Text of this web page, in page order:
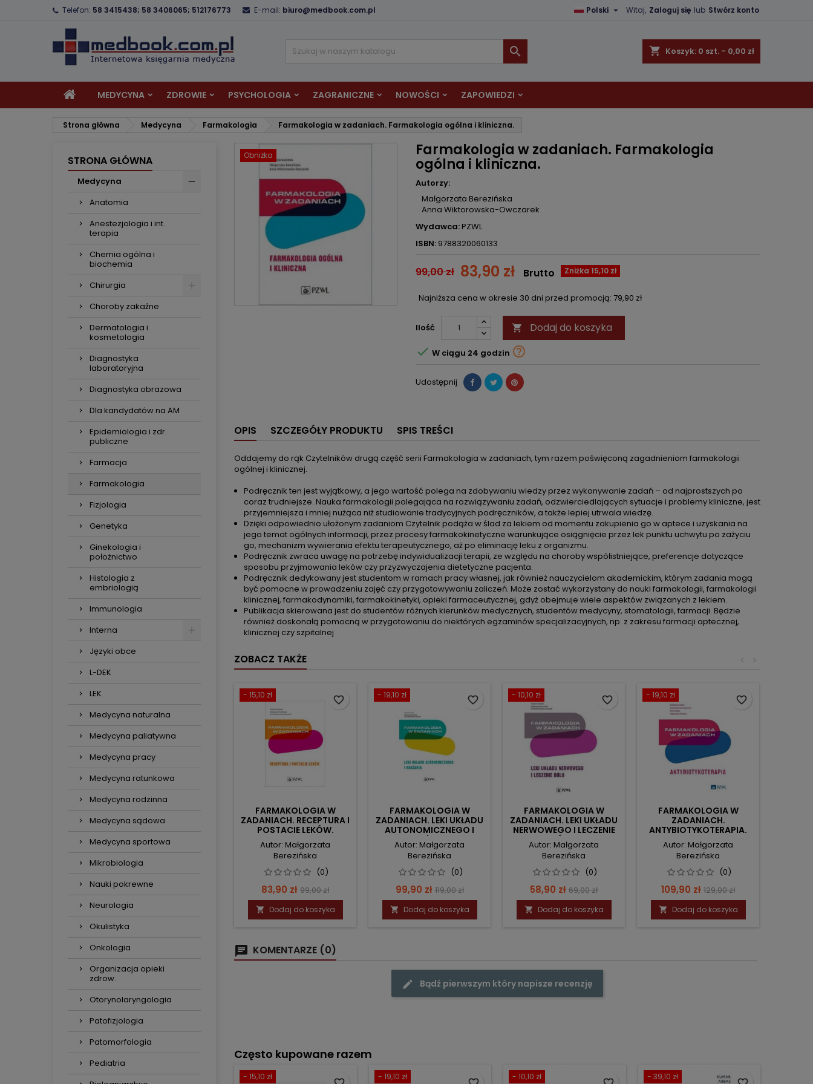
Telefon: 58 3415438; 58 3406065; 512176773 E-mail: biuro@medbook.com.pl Witaj, Zaloguj się lub Stwórz konto
Polski 
shopping_cart Koszyk: 0 szt. - 0,00 zł

MEDYCYNA ZDROWIE PSYCHOLOGIA ZAGRANICZNE NOWOŚCI ZAPOWIEDZI
Strona główna Medycyna Farmakologia Farmakologia w zadaniach. Farmakologia ogólna i kliniczna.
STRONA GŁÓWNA
Medycyna
Anatomia
Anestezjologia i int.
terapia
Chemia ogólna i
biochemia
Chirurgia
Choroby zakaźne
Dermatologia i
kosmetologia
Diagnostyka
laboratoryjna
Diagnostyka obrazowa
Dla kandydatów na AM
Epidemiologia i zdr.
publiczne
Farmacja
Farmakologia
Fizjologia
Genetyka
Ginekologia i
położnictwo
Histologia z
embriologią
Immunologia
Interna
Języki obce
L-DEK
LEK
Medycyna naturalna
Medycyna paliatywna
Medycyna pracy
Medycyna ratunkowa
Medycyna rodzinna
Medycyna sądowa
Medycyna sportowa
Mikrobiologia
Nauki pokrewne
Neurologia
Okulistyka
Onkologia
Organizacja opieki
zdrow.
Otorynolaryngologia
Patofizjologia
Patomorfologia
Pediatria
Obniżka Farmakologia w zadaniach. Farmakologia
ogólna i kliniczna.
Autorzy:
Małgorzata Berezińska
Anna Wiktorowska-Owczarek
Wydawca:PZWL
ISBN: 9788320060133
99,00 zł 83,90 zł Zniżka 15,10 zł
Brutto
Najniższa cena w okresie 30 dni przed promocją: 79,90 zł
Ilość  Dodaj do koszyka
 W ciągu 24 godzin 
Udostępnij
OPIS SZCZEGÓŁY PRODUKTU SPIS TREŚCI
Oddajemy do rąk Czytelników drugą część serii Farmakologia w zadaniach, tym razem poświęconą zagadnieniom farmakologii
ogólnej i klinicznej.
Podręcznik ten jest wyjątkowy, a jego wartość polega na zdobywaniu wiedzy przez wykonywanie zadań – od najprostszych po
coraz trudniejsze. Nauka farmakologii polegająca na rozwiązywaniu zadań, odzwierciedlających sytuacje i problemy kliniczne, jest
przyjemniejsza i mniej nużąca niż studiowanie tradycyjnych podręczników, a także lepiej utrwala wiedzę.
Dzięki odpowiednio ułożonym zadaniom Czytelnik podąża w ślad za lekiem od momentu zakupienia go w aptece i uzyskania na
jego temat ogólnych informacji, przez procesy farmakokinetyczne warunkujące osiągnięcie przez lek punktu uchwytu po zażyciu
go, mechanizm wywierania efektu terapeutycznego, aż po eliminację leku z organizmu.
Podręcznik zwraca uwagę na potrzebę indywidualizacji terapii, ze względu na choroby współistniejące, preferencje dotyczące
sposobu przyjmowania leków czy przyzwyczajenia dietetyczne pacjenta.
Podręcznik dedykowany jest studentom w ramach pracy własnej, jak również nauczycielom akademickim, którym zadania mogą
być pomocne w prowadzeniu zajęć czy przygotowywaniu zaliczeń. Może zostać wykorzystany do nauki farmakologii, farmakologii
klinicznej, farmakodynamiki, farmakokinetyki, opieki farmaceutycznej, gdyż obejmuje wiele aspektów związanych z lekiem.
Publikacja skierowana jest do studentów różnych kierunków medycznych, studentów medycyny, stomatologii, farmacji. Będzie
również doskonałą pomocną w przygotowaniu do niektórych egzaminów specjalizacyjnych, np. z zakresu farmacji aptecznej,
klinicznej czy szpitalnej
ZOBACZ TAKŻE >
<
- 15,10 zł
FARMAKOLOGIA W
ZADANIACH. RECEPTURA I
POSTACIE LEKÓW.
Autor: Małgorzata
Berezińska
(0)
Cena
83,90 zł Cena
podstawowa
99,00 zł
 Dodaj do koszyka
favorite_border - 19,10 zł
FARMAKOLOGIA W
ZADANIACH. LEKI UKŁADU
AUTONOMICZNEGO I
KRĄŻENIA.
Autor: Małgorzata
Berezińska
(0)
Cena
99,90 zł Cena
podstawowa
119,00 zł
 Dodaj do koszyka
favorite_border - 10,10 zł
FARMAKOLOGIA W
ZADANIACH. LEKI UKŁADU
NERWOWEGO I LECZENIE
BÓLU.
Autor: Małgorzata
Berezińska
(0)
Cena
58,90 zł Cena
podstawowa
69,00 zł
 Dodaj do koszyka
favorite_border - 19,10 zł
FARMAKOLOGIA W
ZADANIACH.
ANTYBIOTYKOTERAPIA.
Autor: Małgorzata
Berezińska
(0)
Cena
109,90 zł Cena
podstawowa
129,00 zł
 Dodaj do koszyka
favorite_border
KOMENTARZE (0)
Bądź pierwszym który napisze recenzję
Często kupowane razem
- 15,10 zł - 19,10 zł - 10,10 zł - 39,10 zł
Anuluj
Musisz być zalogowany by zapisać produkty na swojej liście życzeń.